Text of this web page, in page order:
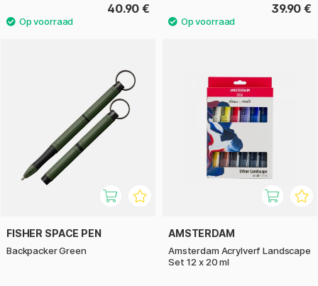
40.90 € 39.90 €
FISHER SPACE PEN
Backpacker Green
AMSTERDAM
Amsterdam Acrylverf Landscape
Set 12 x 20 ml